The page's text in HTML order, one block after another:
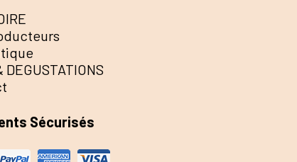
DEGUSTATIONS
Sécurisés